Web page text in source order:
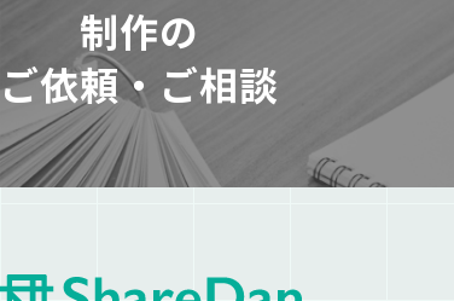
制作の
ご依頼・ご相談